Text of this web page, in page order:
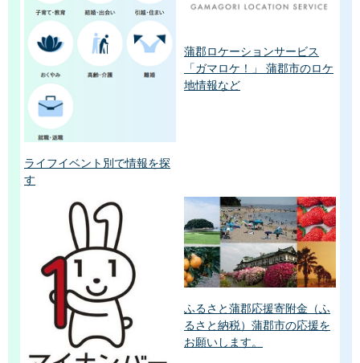
ライフイベント別で情報を探
す
蒲郡ロケーションサービス
「ガマロケ！」 蒲郡市のロケ
地情報など
ふるさと蒲郡応援寄附金（ふ
るさと納税）蒲郡市の応援を
お願いします。